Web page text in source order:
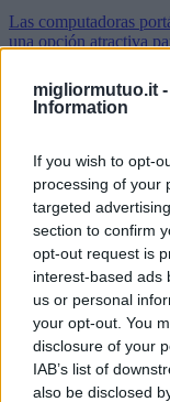
migliormutuo.it -
Information
If you wish to opt-
processing of your
targeted
section to confirm
opt-out request is
interest-based ads
us or personal
your opt-out. You
disclosure of your
IAB’s list of
also be disclosed
Las computadoras
una opción atractiva
los…
Leer más